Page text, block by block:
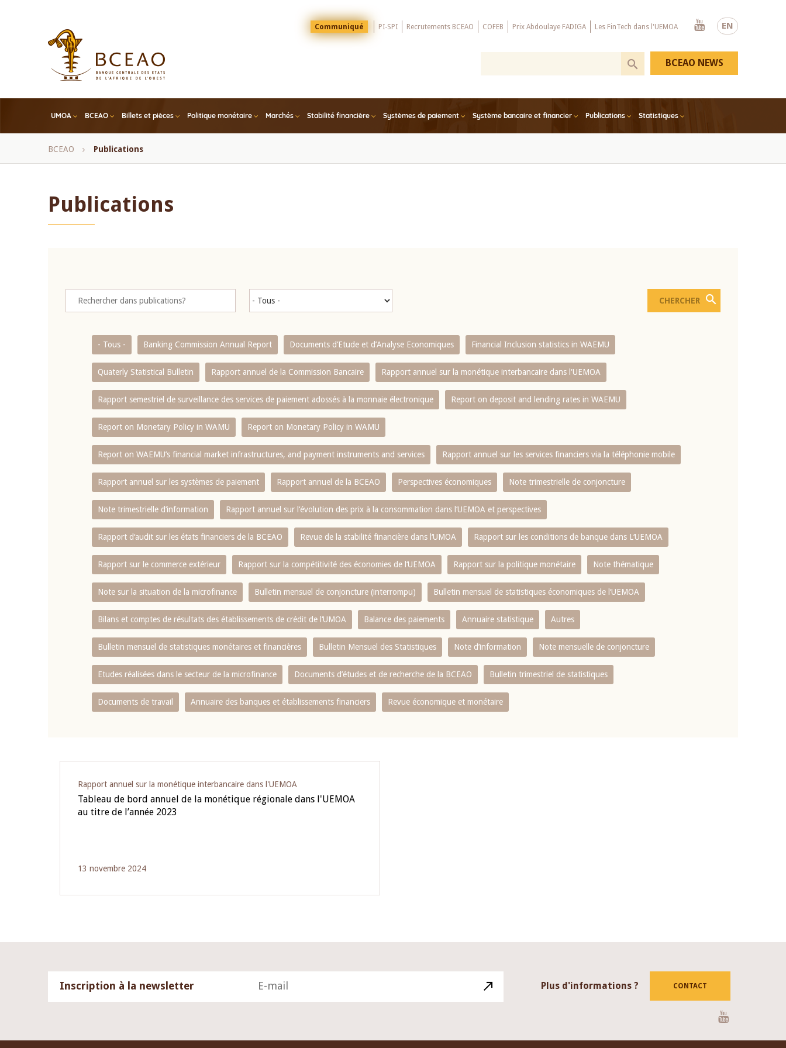
EN
Menu
Top
Communiqué PI-SPI Recrutements BCEAO COFEB Prix Abdoulaye FADIGA Les FinTech dans l'UEMOA
Youtube
UMOA BCEAO Billets et pièces Politique monétaire Marchés Stabilité financière Systèmes de paiement Système bancaire et financier Publications Statistiques
BCEAO NEWS
Fil
BCEAO Publications
Publications
- Tous - Banking Commission Annual Report Documents d’Etude et d’Analyse Economiques Financial Inclusion statistics in WAEMU
Quaterly Statistical Bulletin Rapport annuel de la Commission Bancaire Rapport annuel sur la monétique interbancaire dans l'UEMOA
Rapport semestriel de surveillance des services de paiement adossés à la monnaie électronique Report on deposit and lending rates in WAEMU
Report on Monetary Policy in WAMU Report on Monetary Policy in WAMU
Report on WAEMU’s financial market infrastructures, and payment instruments and services Rapport annuel sur les services financiers via la téléphonie mobile
Rapport annuel sur les systèmes de paiement Rapport annuel de la BCEAO Perspectives économiques Note trimestrielle de conjoncture
Note trimestrielle d‘information Rapport annuel sur l‘évolution des prix à la consommation dans l‘UEMOA et perspectives
Rapport d‘audit sur les états financiers de la BCEAO Revue de la stabilité financière dans l‘UMOA Rapport sur les conditions de banque dans L‘UEMOA
Rapport sur le commerce extérieur Rapport sur la compétitivité des économies de l‘UEMOA Rapport sur la politique monétaire Note thématique
Note sur la situation de la microfinance Bulletin mensuel de conjoncture (interrompu) Bulletin mensuel de statistiques économiques de l‘UEMOA
Bilans et comptes de résultats des établissements de crédit de l‘UMOA Balance des paiements Annuaire statistique Autres
Bulletin mensuel de statistiques monétaires et financières Bulletin Mensuel des Statistiques Note d’information Note mensuelle de conjoncture
Etudes réalisées dans le secteur de la microfinance Documents d’études et de recherche de la BCEAO Bulletin trimestriel de statistiques
Documents de travail Annuaire des banques et établissements financiers Revue économique et monétaire
Rapport annuel sur la monétique interbancaire dans l'UEMOA
Tableau de bord annuel de la monétique régionale dans l'UEMOA
au titre de l’année 2023
13 novembre 2024
Inscription à la newsletter Plus d'informations ? CONTACT